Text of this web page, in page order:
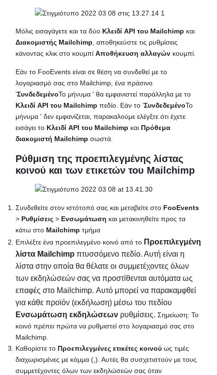
Μόλις εισαγάγετε και τα δύο Κλειδί API του Mailchimp και
Διακομιστής Mailchimp, αποθηκεύστε τις ρυθμίσεις
κάνοντας κλικ στο κουμπί Αποθήκευση αλλαγών κουμπί.
Εάν το FooEvents είναι σε θέση να συνδεθεί με το
λογαριασμό σας στο Mailchimp, ένα πράσινο
'ΣυνδεδεμένοΤο μήνυμα ' θα εμφανιστεί παράλληλα με το
Κλειδί API του Mailchimp πεδίο. Εάν το 'ΣυνδεδεμένοΤο
μήνυμα ' δεν εμφανίζεται, παρακαλούμε ελέγξτε ότι έχετε
εισάγει το Κλειδί API του Mailchimp και Πρόθεμα
διακομιστή Mailchimp σωστά.
Ρύθμιση της προεπιλεγμένης λίστας
κοινού και των ετικετών του Mailchimp
Συνδεθείτε στον ιστότοπό σας και μεταβείτε στο FooEvents
> Ρυθμίσεις > Ενσωμάτωση και μετακινηθείτε προς τα
κάτω στο Mailchimp τμήμα
Επιλέξτε ένα προεπιλεγμένο κοινό από το Προεπιλεγμένη
λίστα Mailchimp πτυσσόμενο πεδίο. Αυτή είναι η
λίστα στην οποία θα θέλατε οι συμμετέχοντες όλων
των εκδηλώσεών σας να προστίθενται αυτόματα ως
επαφές στο Mailchimp. Αυτό μπορεί να παρακαμφθεί
για κάθε προϊόν (εκδήλωση) μέσω του πεδίου
Ενσωμάτωση εκδηλώσεων ρυθμίσεις. Σημείωση: Το
κοινό πρέπει πρώτα να ρυθμιστεί στο λογαριασμό σας στο
Mailchimp.
Καθορίστε το Προεπιλεγμένες ετικέτες κοινού ως τιμές
διαχωρισμένες με κόμμα (,). Αυτές θα συσχετιστούν με τους
συμμετέχοντες όλων των εκδηλώσεών σας όταν